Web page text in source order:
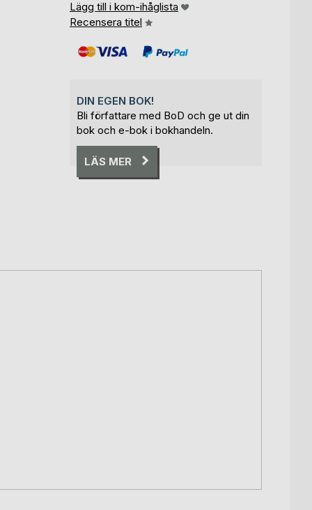
Lägg till i kom-ihåglista
Recensera titel
DIN EGEN BOK!
Bli författare med BoD och ge ut din
bok och e-bok i bokhandeln.
LÄS MER